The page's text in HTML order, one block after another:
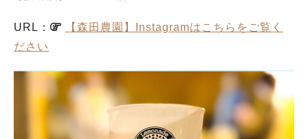
URL：
【森田農園】Instagramはこちらをご覧く
ださい